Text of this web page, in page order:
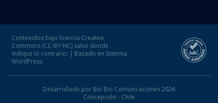
Contenidos bajo licencia Creative
Commons (CC-BY-NC) salvo donde
indique lo contrario. | Basado en Sistema
WordPress.
Desarrollado por Bio Bio Comunicaciones 2026
Concepción - Chile